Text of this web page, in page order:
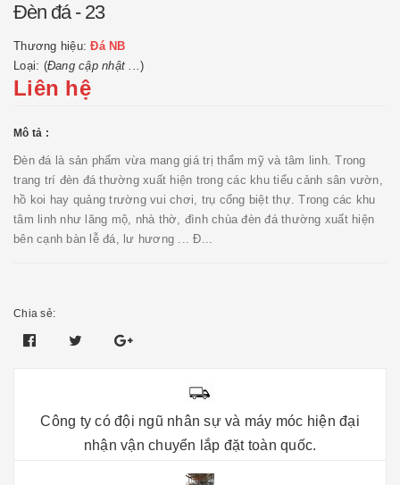
Đèn đá - 23
Thương hiệu:Đá NB
Loại: (Đang cập nhật ...)
Liên hệ
Mô tả :
Đèn đá là sản phẩm vừa mang giá trị thẩm mỹ và tâm linh. Trong
trang trí đèn đá thường xuất hiện trong các khu tiểu cảnh sân vườn,
hồ koi hay quảng trường vui chơi, trụ cổng biệt thự. Trong các khu
tâm linh như lăng mộ, nhà thờ, đình chùa đèn đá thường xuất hiện
bên cạnh bàn lễ đá, lư hương ... Đ...
Chia sẻ:
Công ty có đội ngũ nhân sự và máy móc hiện đại
nhận vận chuyển lắp đặt toàn quốc.